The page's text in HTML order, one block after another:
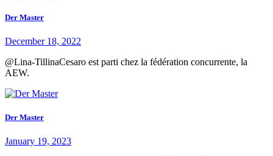
Der Master
December 18, 2022
@Lina-TillinaCesaro est parti chez la fédération concurrente, la
AEW.
Der Master
January 19, 2023